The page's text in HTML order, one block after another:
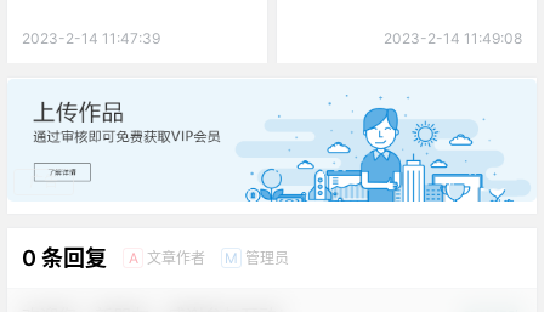
2023-2-14 11:47:39 2023-2-14 11:49:08
广告
0 条回复 A 文章作者 M 管理员